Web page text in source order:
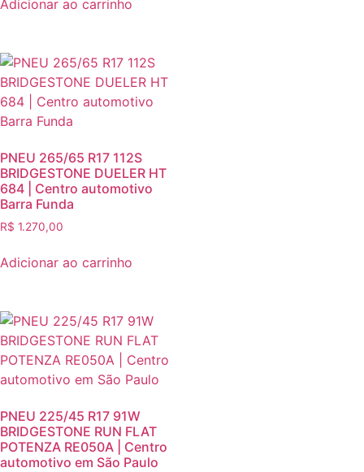
Adicionar ao carrinho
PNEU 265/65 R17 112S
BRIDGESTONE DUELER HT
684 | Centro automotivo
Barra Funda
R$ 1.270,00
Adicionar ao carrinho
PNEU 225/45 R17 91W
BRIDGESTONE RUN FLAT
POTENZA RE050A | Centro
automotivo em São Paulo